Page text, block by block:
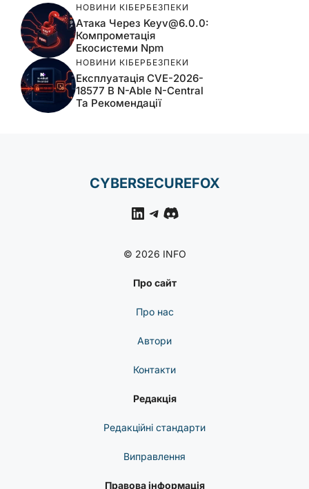
НОВИНИ КІБЕРБЕЗПЕКИ
Атака Через Keyv@6.0.0:
Компрометація
Екосистеми Npm
НОВИНИ КІБЕРБЕЗПЕКИ
Експлуатація CVE-2026-
18577 В N-Able N-Central
Та Рекомендації
CYBERSECUREFOX
LinkedIn
Telegram
Discord
© 2026 INFO
Про сайт
Про нас
Автори
Контакти
Редакція
Редакційні стандарти
Виправлення
Правова інформація